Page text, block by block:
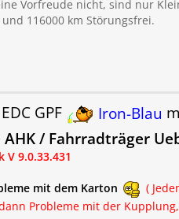
Vorfreude nicht, sind nur
116000 km Störungsfrei.
GPF Iron-Blau
/ Fahrradträger
V 9.0.33.431
mit dem Karton
(
Probleme mit der